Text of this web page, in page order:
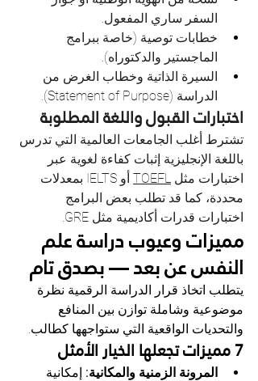
السفر ساري المفعول.
خطابات توصية (خاصة ببرامج
الماجستير والدكتوراه).
السيرة الذاتية وخطاب الغرض من
الدراسة (Statement of Purpose).
اختبارات القبول واللغة المطلوبة
تشترط أغلب الجامعات العالمية التي تدرس
باللغة الإنجليزية إثبات كفاءة لغوية عبر
اختبارات مثل TOEFL
أو IELTS بمعدلات
محددة، كما قد تطلب بعض البرامج
اختبارات قدرات أكاديمية مثل GRE.
مميزات وعيوب دراسة علم
النفس عن بعد — بصدق تام
يتطلب اتخاذ قرار الدراسة الرقمية نظرة
موضوعية وشاملة توازن بين المنافع
والتحديات الواقعية التي ستواجهها كطالب.
7 مميزات تجعلها الخيار الأمثل
المرونة الزمنية والمكانية: إمكانية